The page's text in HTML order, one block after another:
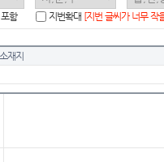
함
지번확대 [지번 글씨가 너무 작
재지